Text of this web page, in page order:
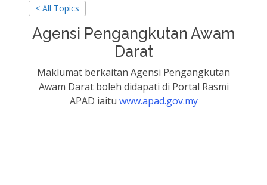
< All Topics
Agensi Pengangkutan Awam
Darat
Maklumat berkaitan Agensi Pengangkutan
Awam Darat boleh didapati di Portal Rasmi
APAD iaitu www.apad.gov.my